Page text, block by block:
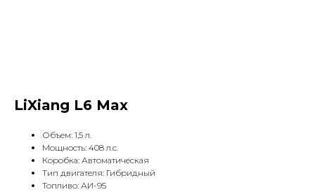
LiXiang L6 Max
Объем: 1,5 л.
Мощность: 408 л.с.
Коробка: Автоматическая
Тип двигателя: Гибридный
Топливо: АИ-95